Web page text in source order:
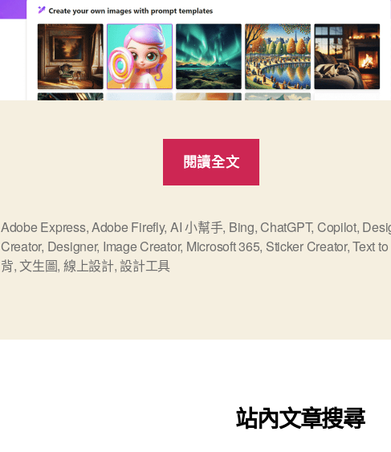
閱讀全文
計
工
Adobe Express,Adobe Firefly, AI 小幫手, Bing,ChatGPT, Copilot,
Creator, Designer, Image Creator, Microsoft 365, Sticker Creator,Text
背,文生圖, 線上設計,設計工具
站內文章搜尋